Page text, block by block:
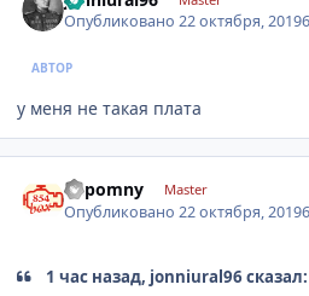
Опубликовано22 октября, 2019
АВТОР
у меня не такая плата
nepomny Master
Опубликовано22 октября, 2019
1 час назад, jonniural96 сказал: